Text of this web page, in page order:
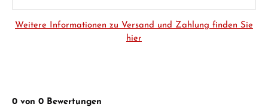
Weitere Informationen zu Versand und Zahlung finden Sie
hier
0 von 0 Bewertungen